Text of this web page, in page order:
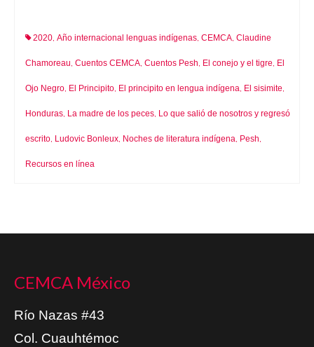
2020, Año internacional lenguas indígenas, CEMCA, Claudine
Chamoreau, Cuentos CEMCA, Cuentos Pesh, El conejo y el tigre, El
Ojo Negro, El Principito, El principito en lengua indígena, El sisimite,
Honduras, La madre de los peces, Lo que salió de nosotros y regresó
escrito, Ludovic Bonleux, Noches de literatura indígena, Pesh,
Recursos en línea
CEMCA México
Río Nazas #43
Col. Cuauhtémoc